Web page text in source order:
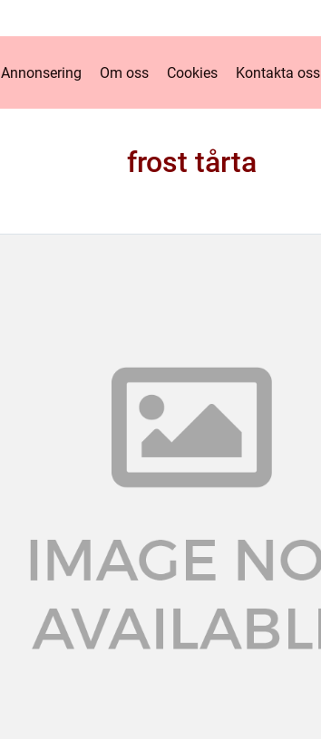
Annonsering Om oss Cookies Kontakta oss
frost tårta